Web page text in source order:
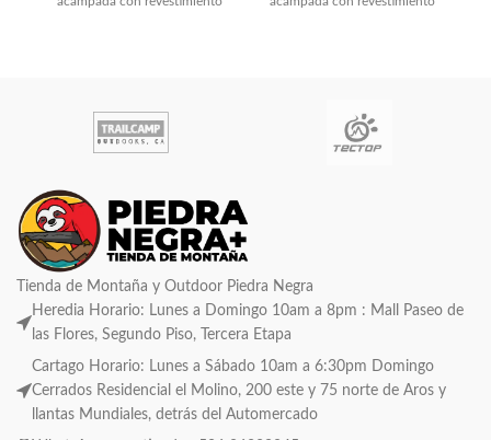
Tienda de Montaña y Outdoor Piedra Negra
Heredia Horario: Lunes a Domingo 10am a 8pm : Mall Paseo de
las Flores, Segundo Piso, Tercera Etapa
Cartago Horario: Lunes a Sábado 10am a 6:30pm Domingo
Cerrados Residencial el Molino, 200 este y 75 norte de Aros y
llantas Mundiales, detrás del Automercado